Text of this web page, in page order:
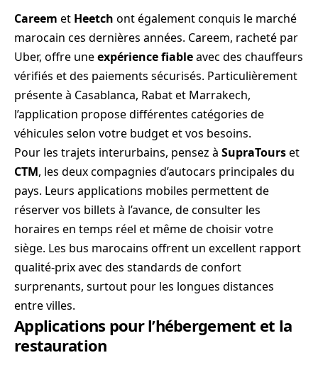
Careem et Heetch ont également conquis le marché
marocain ces dernières années. Careem, racheté par
Uber, offre uneexpérience fiableavec des chauffeurs
vérifiés et des paiements sécurisés. Particulièrement
présente à Casablanca, Rabat et Marrakech,
l’application propose différentes catégories de
véhicules selon votre budget et vos besoins.
Pour les trajets interurbains, pensez à SupraTourset
CTM, les deux compagnies d’autocars principales du
pays. Leurs applications mobiles permettent de
réserver vos billets à l’avance, de consulter les
horaires en temps réel et même de choisir votre
siège. Les bus marocains offrent un excellent rapport
qualité-prix avec des standards de confort
surprenants, surtout pour les longues distances
entre villes.
Applications pour l’hébergement et la
restauration